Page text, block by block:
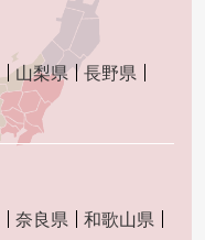
山梨県
長野県
奈良県
和歌山県